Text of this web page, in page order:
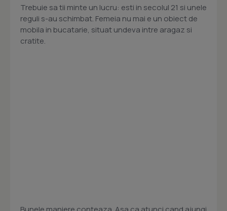
Trebuie sa tii minte un lucru: esti in secolul 21 si unele
reguli s-au schimbat. Femeia nu mai e un obiect de
mobila in bucatarie, situat undeva intre aragaz si
cratite.